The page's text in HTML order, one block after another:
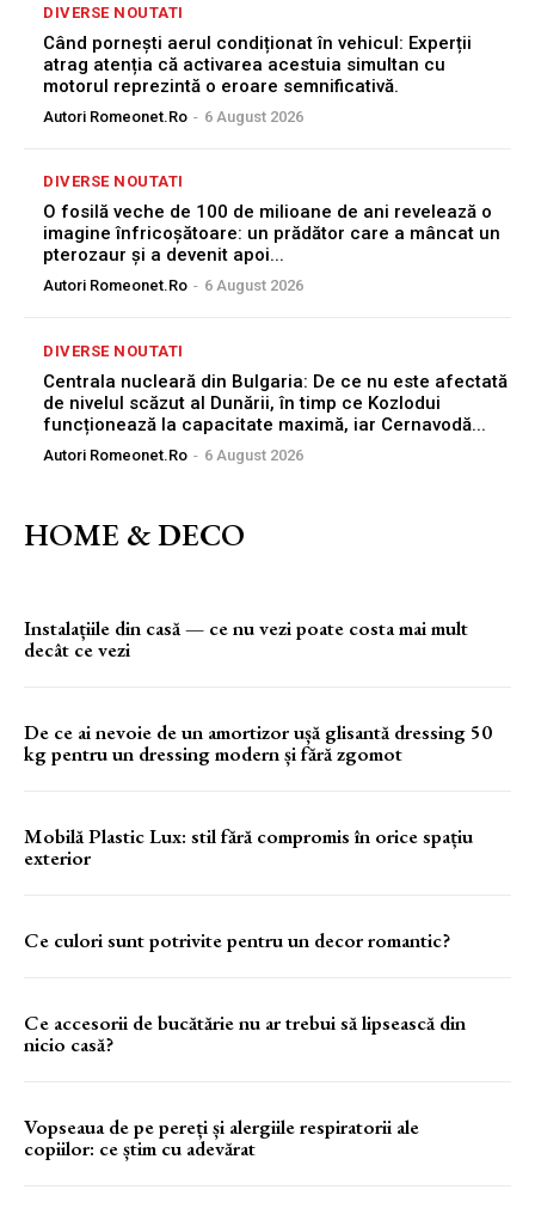
DIVERSE NOUTATI
Când pornești aerul condiționat în vehicul: Experții
atrag atenția că activarea acestuia simultan cu
motorul reprezintă o eroare semnificativă.
Autori Romeonet.ro - 6 August 2026
DIVERSE NOUTATI
O fosilă veche de 100 de milioane de ani revelează o
imagine înfricoșătoare: un prădător care a mâncat un
pterozaur și a devenit apoi...
Autori Romeonet.ro - 6 August 2026
DIVERSE NOUTATI
Centrala nucleară din Bulgaria: De ce nu este afectată
de nivelul scăzut al Dunării, în timp ce Kozlodui
funcționează la capacitate maximă, iar Cernavodă...
Autori Romeonet.ro - 6 August 2026
HOME & DECO
Instalațiile din casă — ce nu vezi poate costa mai mult
decât ce vezi
De ce ai nevoie de un amortizor ușă glisantă dressing 50
kg pentru un dressing modern și fără zgomot
Mobilă Plastic Lux: stil fără compromis în orice spațiu
exterior
Ce culori sunt potrivite pentru un decor romantic?
Ce accesorii de bucătărie nu ar trebui să lipsească din
nicio casă?
Vopseaua de pe pereți și alergiile respiratorii ale
copiilor: ce știm cu adevărat